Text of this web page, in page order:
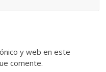
y web en este
comente.